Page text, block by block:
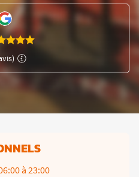
DE
TÉLÉPHONE
DU
CLUB
L'APPART
FITNESS
à 23:00